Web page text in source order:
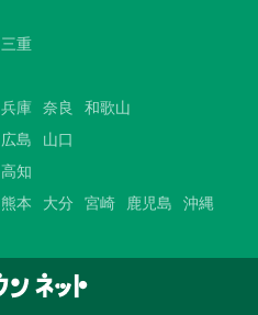
三重
兵庫 奈良
和歌山
広島
山口
高知
熊本 大分 宮崎 鹿児島 沖縄